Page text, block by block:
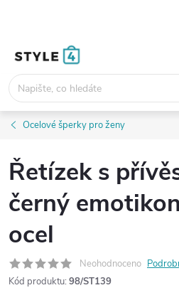
Ocelové šperky pro ženy
Řetízek s
černý
ocel
Neohodnoceno
Kód produktu: 98/ST139